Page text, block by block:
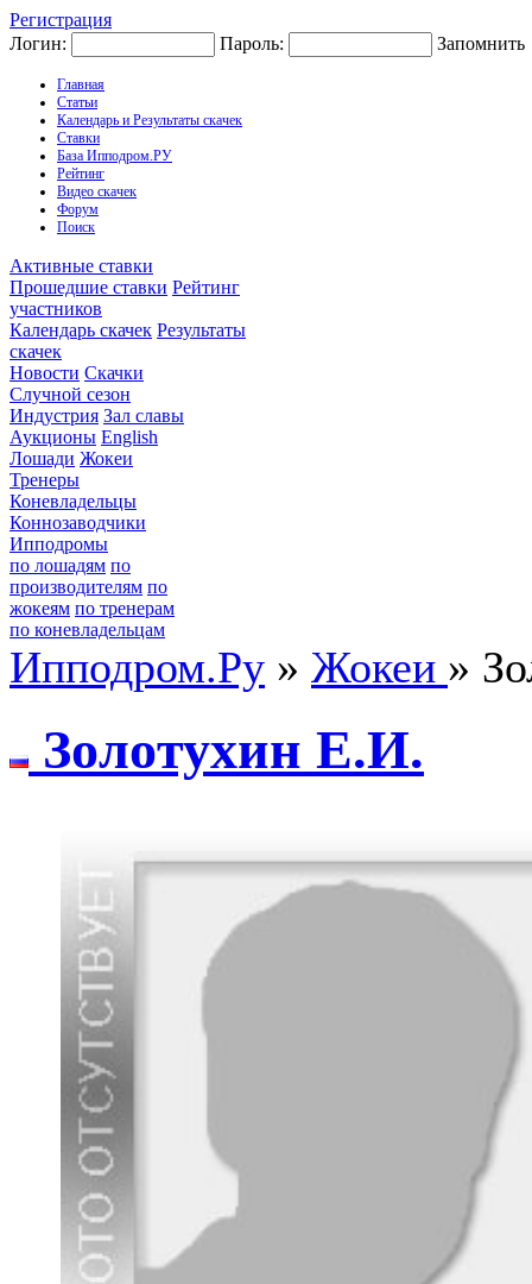
Регистрация
Логин:
Пароль: Запомнить
Главная
Статьи
Календарь и Результаты скачек
Ставки
База Ипподром.РУ
Рейтинг
Видео скачек
Форум
Поиск
Активные ставки
Прошедшие ставки Рейтинг
участников
Календарь скачек Результаты
скачек
Новости Скачки
Случной сезон
Индустрия Зал славы
Аукционы English
Лошади Жокеи
Тренеры
Коневладельцы
Коннозаводчики
Ипподромы
по лошадям по
производителям по
жокеям по тренерам
по коневладельцам
Ипподром.Ру » Жокеи »
Зoлoтуxин E.И.